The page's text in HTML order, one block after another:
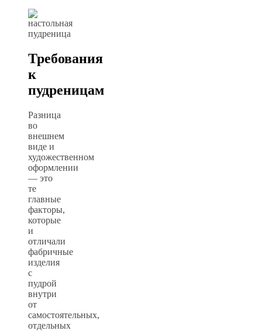
Требования
к
пудреницам
Разница
во
внешнем
виде и
художественном
оформлении
— это
те
главные
факторы,
которые
и
отличали
фабричные
изделия
с
пудрой
внутри
от
самостоятельных,
отдельных